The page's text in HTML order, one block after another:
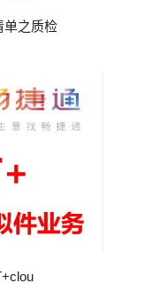
单之质检